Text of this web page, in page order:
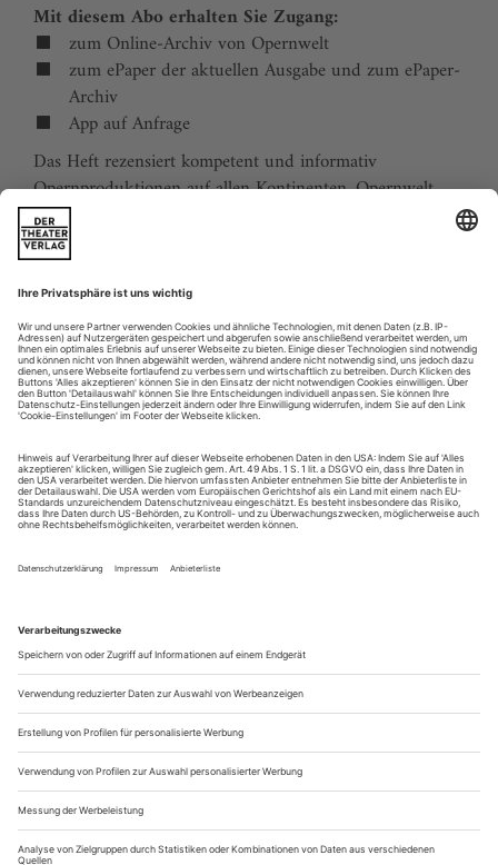
Mit diesem Abo erhalten Sie Zugang:
zum Online-Archiv von Opernwelt
zum ePaper der aktuellen Ausgabe und zum ePaper-
Archiv
App auf Anfrage
Das Heft rezensiert kompetent und informativ
Opernproduktionen auf allen Kontinenten. Opernwelt
zeigt die Welt hinter der Bühne, befragt die Macher und
verfolgt die Kulturpolitik. Große Themenblöcke
behandeln die Geschichte der Oper, bedeutende
Komponisten und die interessantesten Aspekte des
internationalen Musiklebens. Die Premierenvorschau
animiert zu Opernreisen in alle Welt.
Sie erhalten Zugang zum Online-Archiv von Opernwelt
und können sowohl das aktuelle ePaper als auch das
ePaper-Archiv über Ihren Account auf www.der-
theaterverlag.de einsehen. Zugang zur App auf Anfrage.
Das Abonnement hat eine Laufzeit von einem Monat und
verlängert sich jeweils um einen weiteren Monat, sofern
es nicht vom Kunden auf der Seite „Mein Konto/Meine
Bestellungen“ auf www.der-theaterverlag.de gekündigt
in Kraft.
Aus steuerlichen Gründen abweichende Preise für Käufe
außerhalb Deutschlands (Endpreis vor Auslösen der Bestellung
ersichtlich)
9,99 €